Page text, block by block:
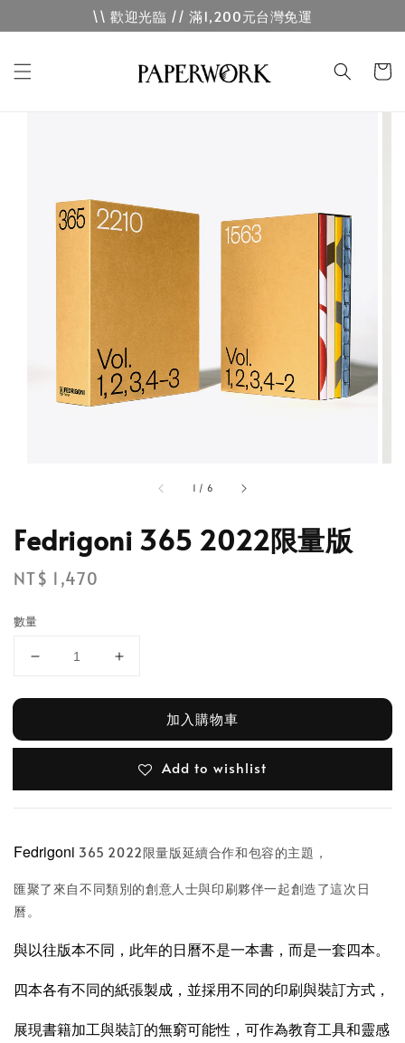
\\ 歡迎光臨 // 滿1,200元台灣免運
1 / 6
Fedrigoni 365 2022限量版
Regular
NT$ 1,470
數量
加入購物車
Add to wishlist
Fedrigoni 365 2022限量版延續合作和包容的主題，
匯聚了來自不同類別的創意人士與印刷夥伴一起創造了這次日
曆。
與以往版本不同，此年的日曆不是一本書，而是一套四本。
四本各有不同的紙張製成， 並採用不同的印刷與裝訂方式，
展現書籍加工與裝訂的無窮可能性， 可作為教育工具和靈感